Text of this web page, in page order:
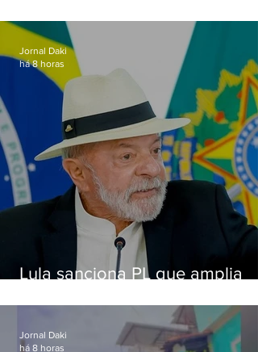
Lula sanciona PL que amplia
crianças
Jornal Daki
há 8 horas
Jornal Daki
há 8 horas